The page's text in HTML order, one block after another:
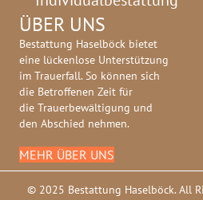
ÜBER UNS
Bestattung Haselböck bietet
eine lückenlose Unterstützung
im Trauerfall. So können sich
die Betroffenen Zeit für
die Trauerbewältigung und
den Abschied nehmen.
MEHR ÜBER UNS
© 2025 Bestattung Haselböck. All